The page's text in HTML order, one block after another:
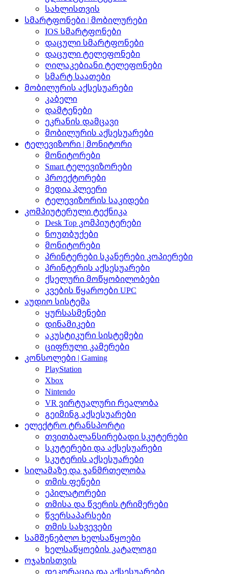
სახლისთვის
სმარტფონები | მობილურები
IOS სმარტფონები
დაცული სმარტფონები
დაცული ტელეფონები
ღილაკებიანი ტელეფონები
სმარტ საათები
მობილურის აქსესუარები
კაბელი
დამტენები
ეკრანის დამცავი
მობილურის აქსესუარები
ტელევიზორი | მონიტორი
მონიტორები
Smart ტელევიზორები
პროექტორები
მედია პლეერი
ტელევიზორის საკიდები
კომპიუტერული ტექნიკა
Desk Top კომპიუტერები
ნოუთბუქები
მონიტორები
პრინტერები სკანერები კოპიერები
პრინტერის აქსესუარები
ქსელური მოწყობილობები
კვების წყაროები UPC
აუდიო სისტემა
ყურსასმენები
დინამიკები
აკუსტიკური სისტემები
ციფრული კამერები
კონსოლები | Gaming
PlayStation
Xbox
Nintendo
VR ვირტუალური რეალობა
გეიმინგ აქსესუარები
ელექტრო ტრანსპორტი
თვითბალანსირებადი სკუტერები
სკუტერები და აქსესუარები
სკუტერის აქსესუარები
სილამაზე და ჯანმრთელობა
თმის ფენები
ეპილატორები
თმისა და წვერის ტრიმერები
წვერსაპარსები
თმის სახვევები
სამშენებლო ხელსაწყოები
ხელსაწყოების კატალოგი
ოჯახისთვის
დეკორაცია და აქსესუარები